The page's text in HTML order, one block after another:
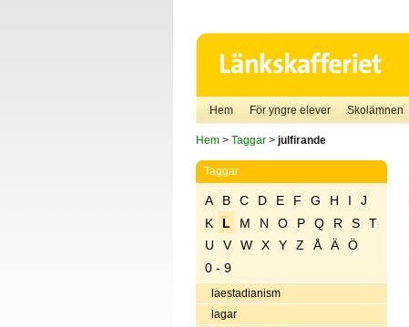
Hem För yngre elever Skolämnen
Hem> Taggar> julfirande
Taggar
A B C D E F G H I
J
K
L M N O P Q R S
T
U
V W X Y Z Å Ä
Ö
0 - 9
laestadianism
lagar